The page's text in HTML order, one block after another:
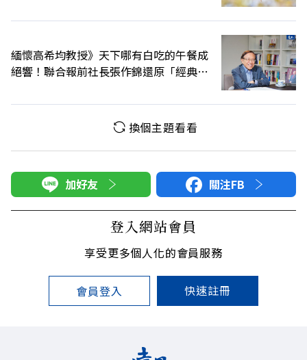
緬懷高希均教授》天下哪有白吃的午餐成
絕響！聯合報前社長張作錦還原「經典名
換個主題看看
加好友 關注FB
登入網站會員
享受更多個人化的會員服務
會員登入 快速註冊